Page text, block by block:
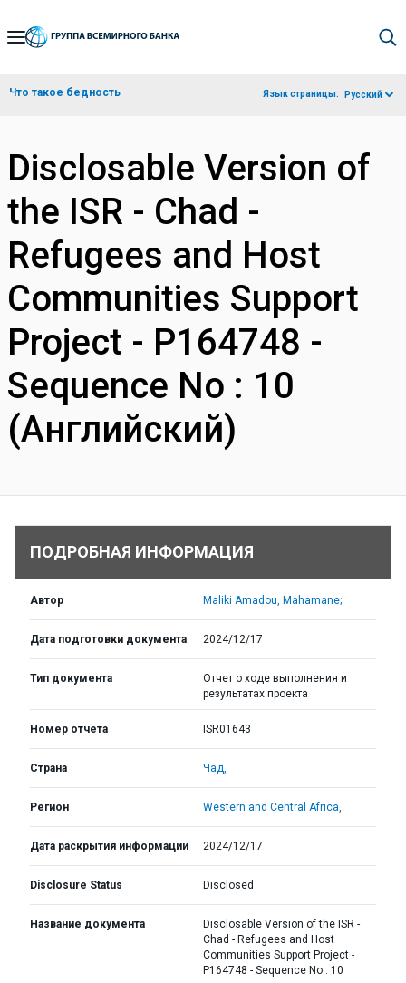
Skip
Navigation
Что такое бедность Язык страницы: Русский
Disclosable Version of
the ISR - Chad -
Refugees and Host
Communities Support
Project - P164748 -
Sequence No : 10
(Английский)
ПОДРОБНАЯ ИНФОРМАЦИЯ
Автор Maliki Amadou, Mahamane;
Дата подготовки документа 2024/12/17
Тип документа
Отчет о ходе выполнения и
результатах проекта
Номер отчета ISR01643
Страна Чад,
Регион Western and Central Africa,
Дата раскрытия информации 2024/12/17
Disclosure Status Disclosed
Название документа
Disclosable Version of the ISR -
Chad - Refugees and Host
Communities Support Project -
P164748 - Sequence No : 10